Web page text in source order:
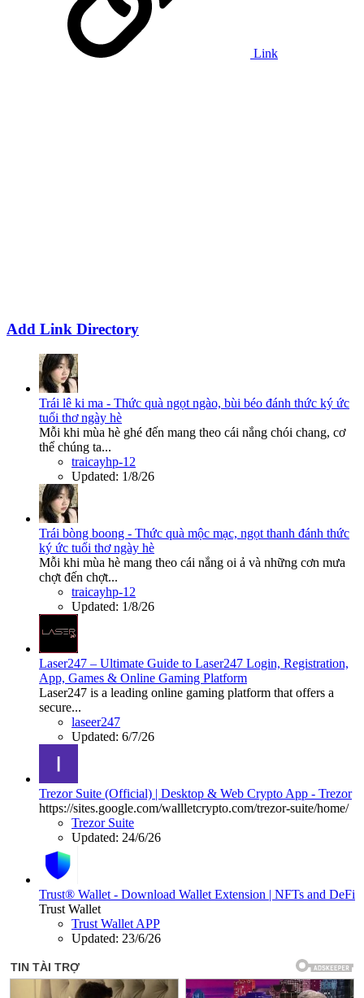
Link
Add Link Directory
Trái lê ki ma - Thức quà ngọt ngào, bùi béo đánh thức ký ức
tuổi thơ ngày hè
Mỗi khi mùa hè ghé đến mang theo cái nắng chói chang, cơ
thể chúng ta...
traicayhp-12
Updated: 1/8/26
Trái bòng boong - Thức quà mộc mạc, ngọt thanh đánh thức
ký ức tuổi thơ ngày hè
Mỗi khi mùa hè mang theo cái nắng oi ả và những cơn mưa
chợt đến chợt...
traicayhp-12
Updated: 1/8/26
Laser247 – Ultimate Guide to Laser247 Login, Registration,
App, Games & Online Gaming Platform
Laser247 is a leading online gaming platform that offers a
secure...
laseer247
Updated: 6/7/26
Trezor Suite (Official) | Desktop & Web Crypto App - Trezor
https://sites.google.com/wallletcrypto.com/trezor-suite/home/
Trezor Suite
Updated: 24/6/26
Trust® Wallet - Download Wallet Extension | NFTs and DeFi
Trust Wallet
Trust Wallet APP
Updated: 23/6/26